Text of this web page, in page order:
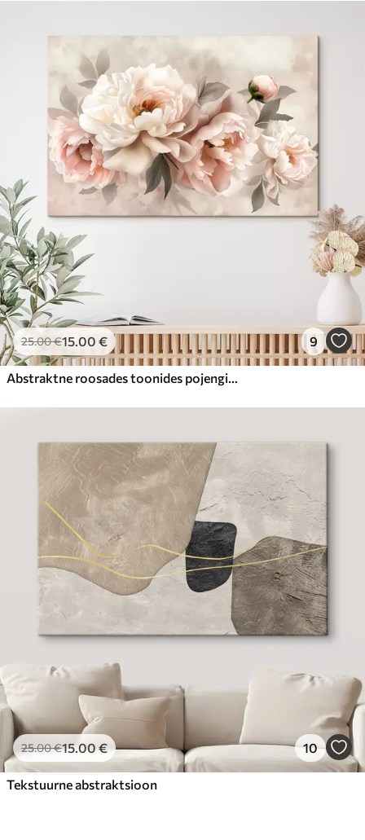
25.00€15.00 € 9
Abstraktne roosades toonides pojengide kimp
25.00€15.00€ 10
Tekstuurne abstraktsioon